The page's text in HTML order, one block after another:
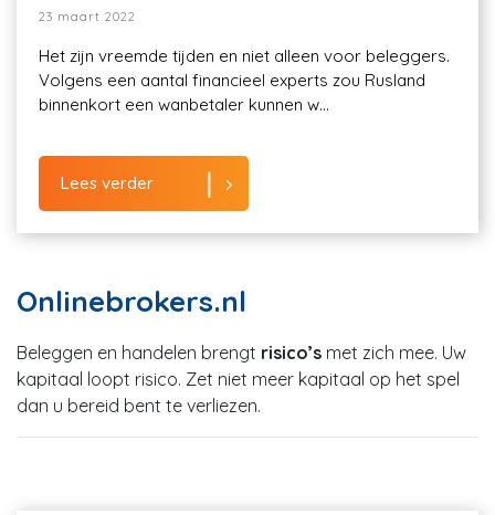
23 maart 2022
Het zijn vreemde tijden en niet alleen voor beleggers.
Volgens een aantal financieel experts zou Rusland
binnenkort een wanbetaler kunnen w...
Lees verder
Onlinebrokers.nl
Beleggen en handelen brengt risico’s met zich mee. Uw
kapitaal loopt risico. Zet niet meer kapitaal op het spel
dan u bereid bent te verliezen.